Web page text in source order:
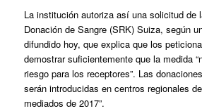
La institución autoriza así una solicitud de
Donación de Sangre (SRK) Suiza, según
difundido hoy, que explica que los
demostrar suficientemente que la medida
riesgo para los receptores”. Las
serán introducidas en centros regionales de
mediados de 2017”.